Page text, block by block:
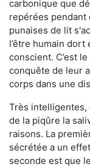
carbonique que
repérées pendant
punaises de lit
l’être humain
conscient. C’est
conquête de leur
corps dans une
Très intelligentes,
de la piqûre la
raisons. La
sécrétée a un
seconde est que